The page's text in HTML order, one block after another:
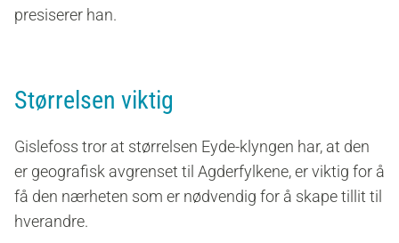
presiserer han.
Størrelsen viktig
Gislefoss tror at størrelsen Eyde-klyngen har, at den
er geografisk avgrenset til Agderfylkene, er viktig for å
få den nærheten som er nødvendig for å skape tillit til
hverandre.